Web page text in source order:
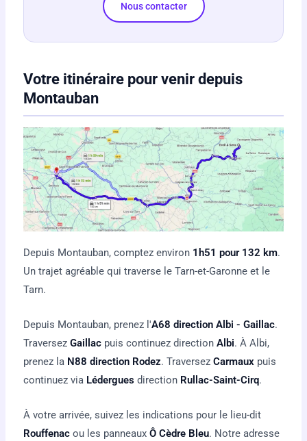
Nous contacter
Votre itinéraire pour venir depuis
Montauban
Depuis Montauban, comptez environ 1h51 pour 132 km.
Un trajet agréable qui traverse le Tarn-et-Garonne et le
Tarn.
Depuis Montauban, prenez l'A68 direction Albi - Gaillac.
TraversezGaillac puis continuez directionAlbi. À Albi,
prenez la N88 direction Rodez. TraversezCarmaux puis
continuez via Lédergues direction Rullac-Saint-Cirq.
À votre arrivée, suivez les indications pour le lieu-dit
Rouffenac ou les panneauxÔ Cèdre Bleu. Notre adresse